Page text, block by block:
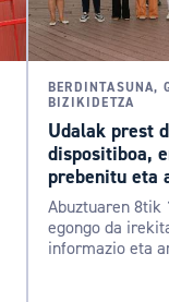
BERDINTASUNA,
BIZIKIDETZA
Udalak prest
dispositiboa,
prebenitu eta
Abuztuaren 8tik
egongo da
informazio eta